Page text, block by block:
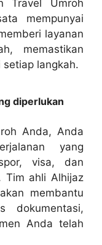
Travel Umroh
mempunyai
layanan
memastikan
langkah.
diperlukan
Anda, Anda
yang
visa, dan
Tim ahli Alhijaz
membantu
dokumentasi,
Anda telah